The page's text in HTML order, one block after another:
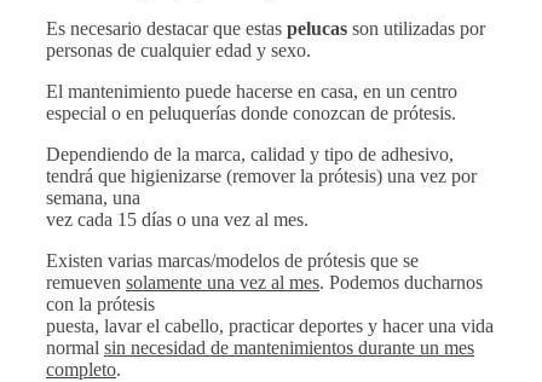
Es necesario destacar que estas pelucas son utilizadas por
personas de cualquier edad y sexo.
El mantenimiento puede hacerse en casa, en un centro
especial o en peluquerías donde conozcan de prótesis.
Dependiendo de la marca, calidad y tipo de adhesivo,
tendrá que higienizarse (remover la prótesis) una vez por
semana, una
vez cada 15 días o una vez al mes.
Existen varias marcas/modelos de prótesis que se
remueven solamente una vez al mes. Podemos ducharnos
con la prótesis
puesta, lavar el cabello, practicar deportes y hacer una vida
normal sin necesidad de mantenimientos durante un mes
completo.